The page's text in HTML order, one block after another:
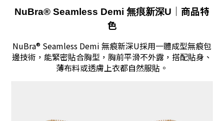
NuBra® Seamless Demi 無痕新深U ｜商品特
色
NuBra® Seamless Demi 無痕新深U採用一體成型無痕包
邊技術，能緊密貼合胸型，胸前平滑不外露，搭配貼身、
薄布料或透膚上衣都自然服貼。